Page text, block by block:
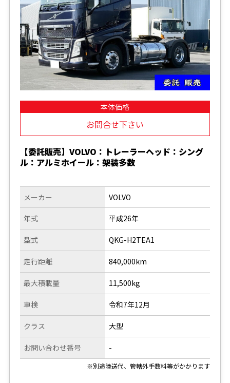
本体価格
お問合せ下さい
【委託販売】VOLVO：トレーラーヘッド：シング
ル：アルミホイール：架装多数
メーカー
年式
型式
走行距離
VOLVO
平成26年
QKG-H2TEA1
840,000km
最大積載量
車検
クラス
お問い合わせ番号
11,500kg
令和7年12月
大型
-
※別途陸送代、管轄外手数料等がかかります